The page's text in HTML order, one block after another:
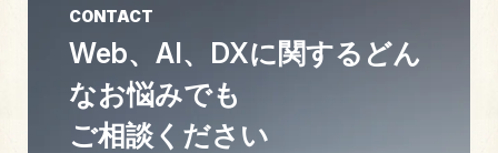
CONTACT
Web、AI、DXに関する どん
なお悩みでも
ご相談ください